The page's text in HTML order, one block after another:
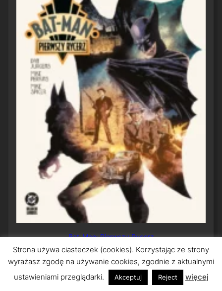
Bat-Man: Pierwszy Rycerz
Strona używa ciasteczek (cookies). Korzystając ze strony
wyrażasz zgodę na używanie cookies, zgodnie z aktualnymi
ustawieniami przeglądarki.
Akceptuj Reject więcej